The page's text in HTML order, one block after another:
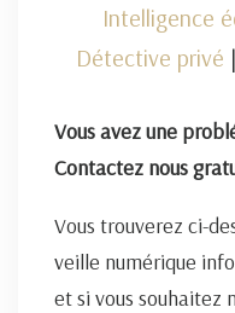
Intelligence
Détective privé |
Vous avez une
Contactez nous
Vous trouverez ci-
veille numérique
et si vous souhaitez